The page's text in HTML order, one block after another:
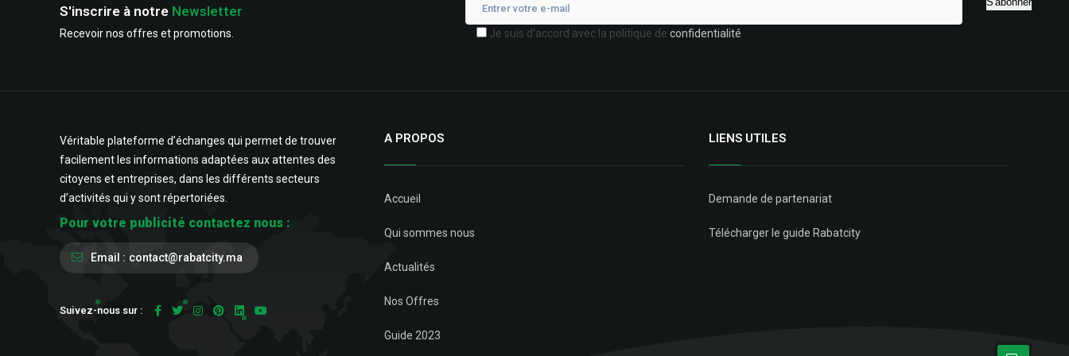
S'inscrire à notre Newsletter
Recevoir nos offres et promotions. Je suis d'accord avec la politique de confidentialité
Véritable plateforme d’échanges qui permet de trouver
facilement les informations adaptées aux attentes des
citoyens et entreprises, dans les différents secteurs
d’activités qui y sont répertoriées.
Pour votre publicité contactez nous :
Email : contact@rabatcity.ma
Suivez-nous sur :
A PROPOS
Accueil
Qui sommes nous
Actualités
Nos Offres
Guide 2023
LIENS UTILES
Demande de partenariat
Télécharger le guide Rabatcity